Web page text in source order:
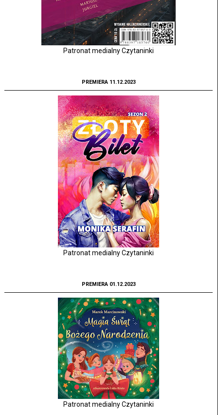
Patronat medialny Czytaninki
PREMIERA 11.12.2023
Patronat medialny Czytaninki
PREMIERA 01.12.2023
Patronat medialny Czytaninki